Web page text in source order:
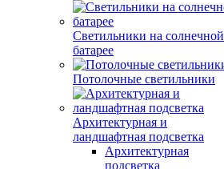
Светильники на солнечной
батарее
Потолочные светильники
Архитектурная и
ландшафтная подсветка
Архитектурная
подсветка